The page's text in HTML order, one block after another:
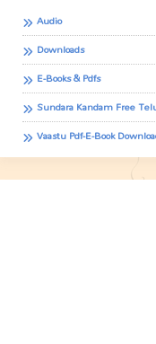
Audio
Downloads
E-Books & Pdfs
Sundara Kandam Free
Vaastu Pdf-E-Book